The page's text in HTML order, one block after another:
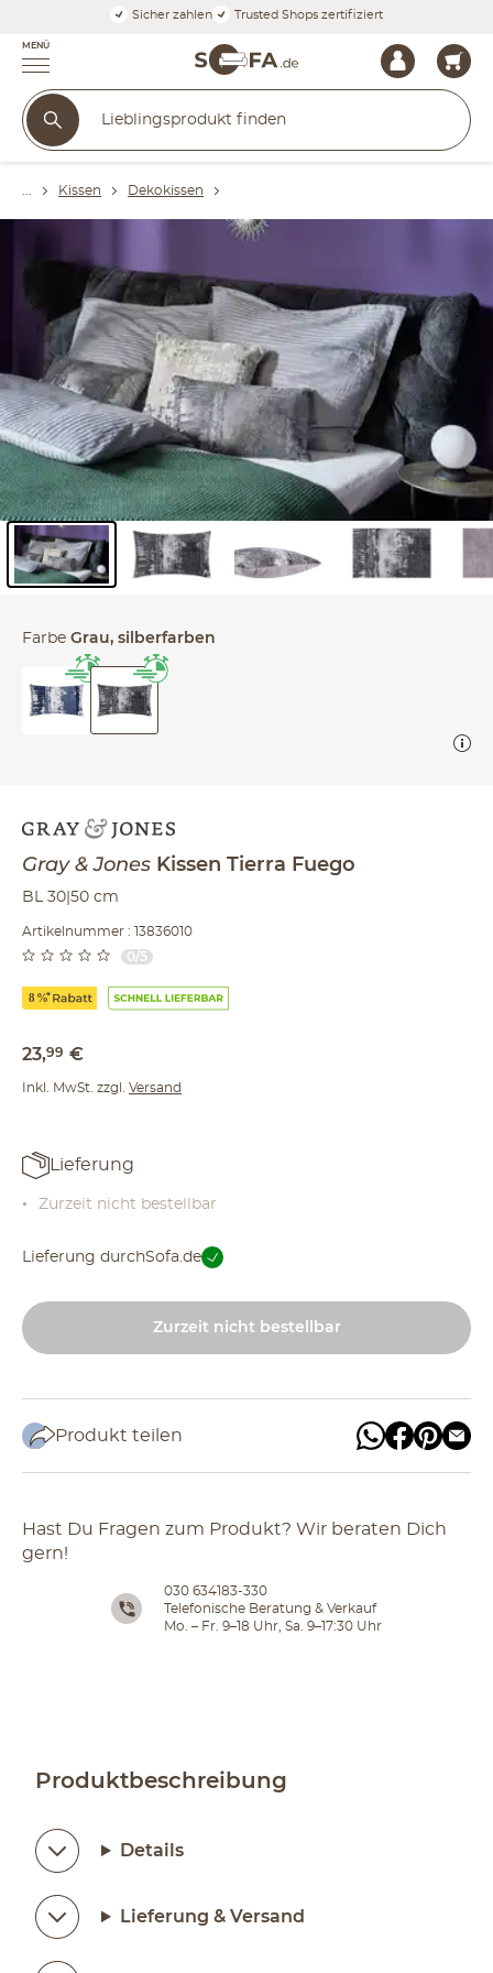
Sicher zahlen Trusted Shops zertifiziert
MENÜ
Kissen Dekokissen
Gray & Jones Kissen Tierra Fuego
BL 30|50 cm
Artikelnummer : 13836010
0/5
23,99 €
Inkl. MwSt. zzgl. Versand
Farbe Grau, silberfarben
Lieferung
Zurzeit nicht bestellbar
Lieferung durchSofa.de
Zurzeit nicht bestellbar
Produkt teilen
Hast Du Fragen zum Produkt? Wir beraten Dich
gern!
030 634183-330
Telefonische Beratung & Verkauf
Mo. – Fr. 9–18 Uhr, Sa. 9–17:30 Uhr
Produktbeschreibung
Details
Lieferung & Versand